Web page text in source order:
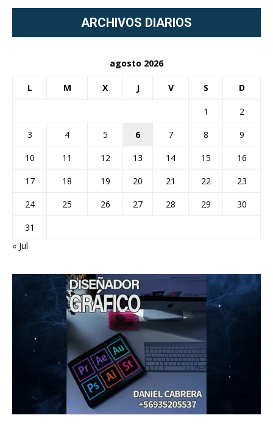
ARCHIVOS DIARIOS
agosto 2026
L M X J V S D
1
2
3
4 5 6 7 8
9
10
11 12 13 14 15
16
17
18 19 20 21 22
23
24
25 26 27 28 29
30
31
« Jul